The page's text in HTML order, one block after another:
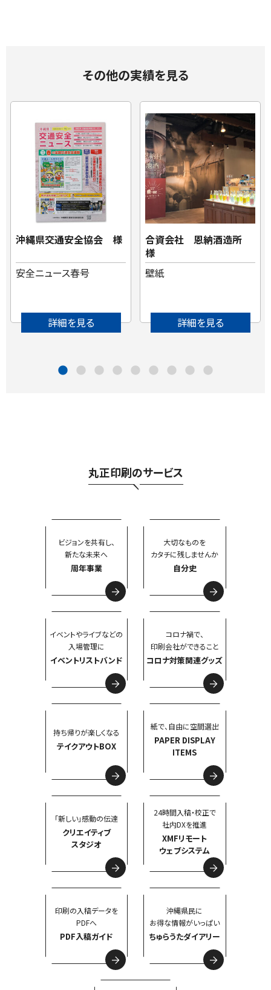
その他の実績を見る
沖縄県交通安全協会 様
安全ニュース春号
詳細を見る
合資会社 恩納酒造所
様
壁紙
詳細を見る
丸正印刷のサービス
ビジョンを共有し、
新たな未来へ
周年事業
大切なものを
カタチに残しませんか
自分史
イベントやライブなどの
入場管理に
イベントリストバンド
コロナ禍で、
印刷会社ができること
コロナ対策関連グッズ
持ち帰りが楽しくなる
テイクアウトBOX
紙で、自由に空間選出
PAPER DISPLAY
ITEMS
「新しい」感動の伝達
クリエイティブ
スタジオ
24時間入稿・校正で
社内DXを推進
XMFリモート
ウェブシステム
印刷の入稿データを
PDFへ
PDF入稿ガイド
沖縄県民に
お得な情報がいっぱい
ちゅらうたダイアリー